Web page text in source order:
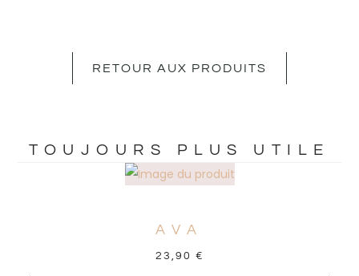
RETOUR AUX PRODUITS
TOUJOURS PLUS UTILE
AVA
23,90 €